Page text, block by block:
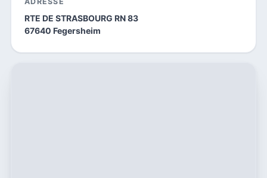
RTE DE STRASBOURG RN 83
67640 Fegersheim